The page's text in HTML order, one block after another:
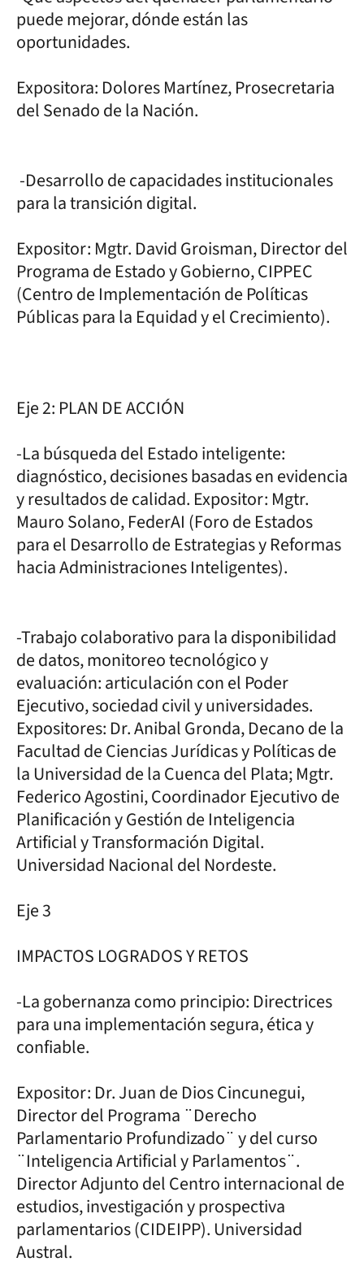
puede mejorar, dónde están las
oportunidades.
Expositora: Dolores Martínez, Prosecretaria
del Senado de la Nación.
-Desarrollo de capacidades institucionales
para la transición digital.
Expositor: Mgtr. David Groisman, Director del
Programa de Estado y Gobierno, CIPPEC
(Centro de Implementación de Políticas
Públicas para la Equidad y el Crecimiento).
Eje 2: PLAN DE ACCIÓN
-La búsqueda del Estado inteligente:
diagnóstico, decisiones basadas en evidencia
y resultados de calidad. Expositor: Mgtr.
Mauro Solano, FederAI (Foro de Estados
para el Desarrollo de Estrategias y Reformas
hacia Administraciones Inteligentes).
-Trabajo colaborativo para la disponibilidad
de datos, monitoreo tecnológico y
evaluación: articulación con el Poder
Ejecutivo, sociedad civil y universidades.
Expositores: Dr. Anibal Gronda, Decano de la
Facultad de Ciencias Jurídicas y Políticas de
la Universidad de la Cuenca del Plata; Mgtr.
Federico Agostini, Coordinador Ejecutivo de
Planificación y Gestión de Inteligencia
Artificial y Transformación Digital.
Universidad Nacional del Nordeste.
Eje 3
IMPACTOS LOGRADOS Y RETOS
-La gobernanza como principio: Directrices
para una implementación segura, ética y
confiable.
Expositor: Dr. Juan de Dios Cincunegui,
Director del Programa ¨Derecho
Parlamentario Profundizado¨ y del curso
¨Inteligencia Artificial y Parlamentos¨.
Director Adjunto del Centro internacional de
estudios, investigación y prospectiva
parlamentarios (CIDEIPP). Universidad
Austral.